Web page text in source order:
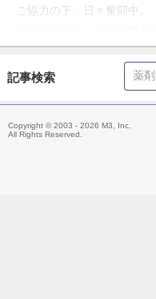
ご協力の下、日々奮闘中。
主な取得資格：糖尿病療
師、実務実習認定薬剤師
所属学会：日本糖尿病学
記事検索
Copyright © 2003 - 2026 M3, Inc.
All Rights Reserved.